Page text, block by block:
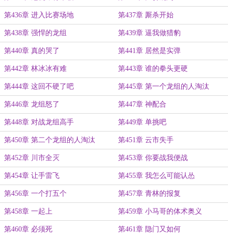
第436章 进入比赛场地 第437章 厮杀开始
第438章 强悍的龙组 第439章 逼我做猎豹
第440章 真的哭了 第441章 居然是实弹
第442章 林冰冰有难 第443章 谁的拳头更硬
第444章 这回不硬了吧 第445章 第一个龙组的人淘汰
第446章 龙组怒了 第447章 神配合
第448章 对战龙组高手 第449章 单挑吧
第450章 第二个龙组的人淘汰 第451章 云市失手
第452章 川市全灭 第453章 你要战我便战
第454章 让手雷飞 第455章 我怎么可能认怂
第456章 一个打五个 第457章 青林的报复
第458章 一起上 第459章 小马哥的体术奥义
第460章 必须死 第461章 隐门又如何